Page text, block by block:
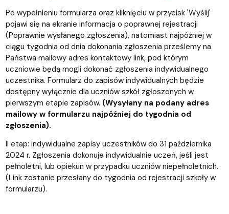
Po wypełnieniu formularza oraz kliknięciu w przycisk 'Wyślij'
pojawi się na ekranie informacja o poprawnej rejestracji
(Poprawnie wysłanego zgłoszenia), natomiast najpóźniej w
ciągu tygodnia od dnia dokonania zgłoszenia prześlemy na
Państwa mailowy adres kontaktowy link, pod którym
uczniowie będą mogli dokonać zgłoszenia indywidualnego
uczestnika. Formularz do zapisów indywidualnych będzie
dostępny wyłącznie dla uczniów szkół zgłoszonych w
pierwszym etapie zapisów. (Wysyłany na podany adres
mailowy w formularzu najpóźniej do tygodnia od
zgłoszenia).
II etap: indywidualne zapisy uczestników do 31 października
2024 r. Zgłoszenia dokonuje indywidualnie uczeń, jeśli jest
pełnoletni, lub opiekun w przypadku uczniów niepełnoletnich.
(Link zostanie przesłany do tygodnia od rejestracji szkoły w
formularzu).